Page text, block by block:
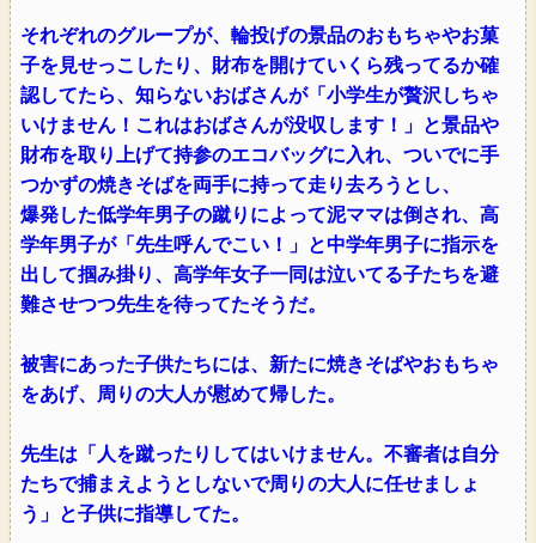
それぞれのグループが、輪投げの景品のおもちゃやお菓
子を見せっこしたり、財布を開けていくら残ってるか確
認してたら、知らないおばさんが「小学生が贅沢しちゃ
いけません！これはおばさんが没収します！」と景品や
財布を取り上げて持参のエコバッグに入れ、ついでに手
つかずの焼きそばを両手に持って走り去ろうとし、
爆発した低学年男子の蹴りによって泥ママは倒され、高
学年男子が「先生呼んでこい！」と中学年男子に指示を
出して掴み掛り、高学年女子一同は泣いてる子たちを避
難させつつ先生を待ってたそうだ。
被害にあった子供たちには、新たに焼きそばやおもちゃ
をあげ、周りの大人が慰めて帰した。
先生は「人を蹴ったりしてはいけません。不審者は自分
たちで捕まえようとしないで周りの大人に任せましょ
う」と子供に指導してた。